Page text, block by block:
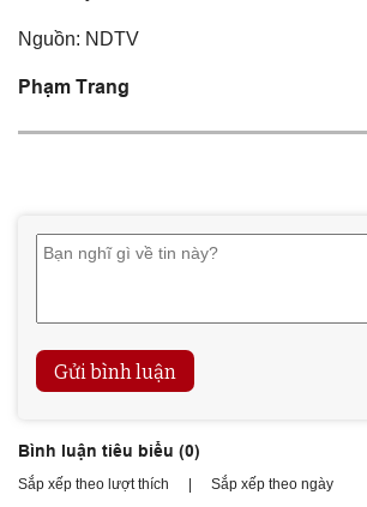
Nguồn: NDTV
Phạm Trang
Gửi bình luận
Bình luận tiêu biểu (0)
Sắp xếp theo lượt thích | Sắp xếp theo ngày